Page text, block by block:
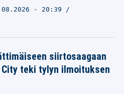
- 20:39
siirtosaagaan
teki tylyn ilmoituksen